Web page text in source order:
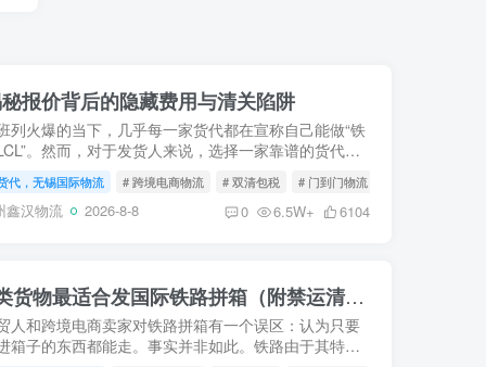
报价背后的隐藏费用与清关陷阱
列火爆的当下，几乎每一家货代都在宣称自己能做“铁
。然而，对于发货人来说，选择一家靠谱的货代，
会在报...
代，无锡国际物流 # 跨境电商物流 # 双清包税 # 门到门物流
鑫汉物流 2026-8-8 0 6.5W+ 6104
去欧洲散货走铁路？这5类货物最适合发国际铁路拼箱（附禁运清单）
人和跨境电商卖家对铁路拼箱有一个误区：认为只要
箱子的东西都能走。事实并非如此。铁路由于其特殊